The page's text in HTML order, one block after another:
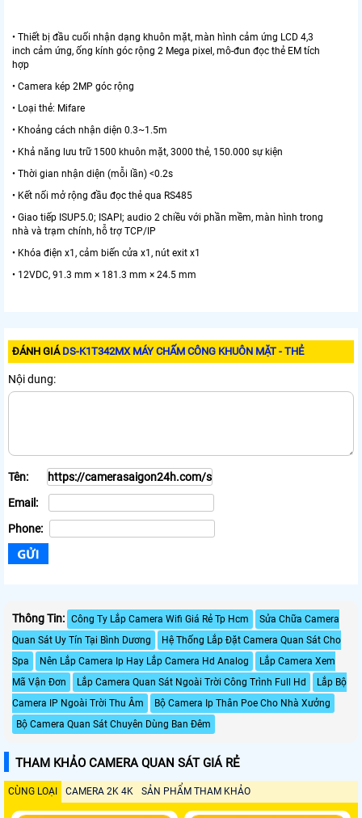
• Thiết bị đầu cuối nhận dạng khuôn mặt, màn hình cảm ứng LCD 4,3
inch cảm ứng, ống kính góc rộng 2 Mega pixel, mô-đun đọc thẻ EM tích
hợp
• Camera kép 2MP góc rộng
• Loại thẻ: Mifare
• Khoảng cách nhận diện 0.3~1.5m
• Khả năng lưu trữ 1500 khuôn mặt, 3000 thẻ, 150.000 sự kiện
• Thời gian nhận diện (mỗi lần) <0.2s
• Kết nối mở rộng đầu đọc thẻ qua RS485
• Giao tiếp ISUP5.0; ISAPI; audio 2 chiều với phần mềm, màn hình trong
nhà và trạm chính, hỗ trợ TCP/IP
• Khóa điện x1, cảm biến cửa x1, nút exit x1
• 12VDC, 91.3 mm × 181.3 mm × 24.5 mm
ĐÁNH GIÁ DS-K1T342MX MÁY CHẤM CÔNG KHUÔN MẶT - THẺ
Nội dung:
Tên:
Email:
Phone:
Thông Tin: Công Ty Lắp Camera Wifi Giá Rẻ Tp Hcm
Sửa Chữa Camera
Quan Sát Uy Tín Tại Bình Dương
Hệ Thống Lắp Đặt Camera Quan Sát Cho
Spa
Nên Lắp Camera Ip Hay Lắp Camera Hd Analog
Lắp Camera Xem
Mã Vận Đơn
Lắp Camera Quan Sát Ngoài Trời Công Trình Full Hd
Lắp Bộ
Camera IP Ngoài Trời Thu Âm
Bộ Camera Ip Thân Poe Cho Nhà Xưởng
Bộ Camera Quan Sát Chuyên Dùng Ban Đêm
THAM KHẢO CAMERA QUAN SÁT GIÁ RẺ
CÙNG LOẠI CAMERA 2K 4K SẢN PHẨM THAM KHẢO